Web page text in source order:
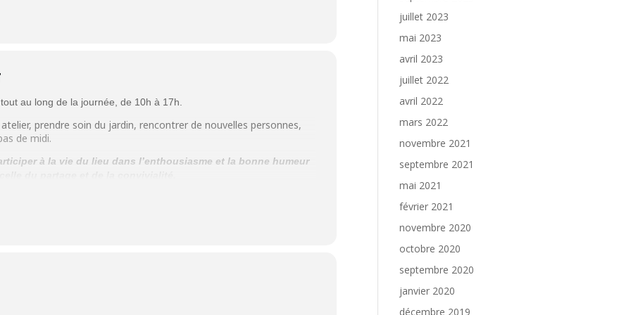
au long de la journée, de 10h à 17h.
prendre soin du jardin, rencontrer de nouvelles personnes,
de midi.
à la vie du lieu dans l’enthousiasme et la bonne humeur
soin du jardin, jouer ensemble, bricoler.
disponible aux plaisirs de rire et jouer ensemble, pour nous relier
juillet 2023
mai 2023
avril 2023
juillet 2022
avril 2022
mars 2022
novembre 2021
septembre 2021
mai 2021
février 2021
novembre 2020
octobre 2020
septembre 2020
janvier 2020
décembre 2019